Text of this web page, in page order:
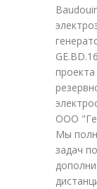
ООО
Мы
задач